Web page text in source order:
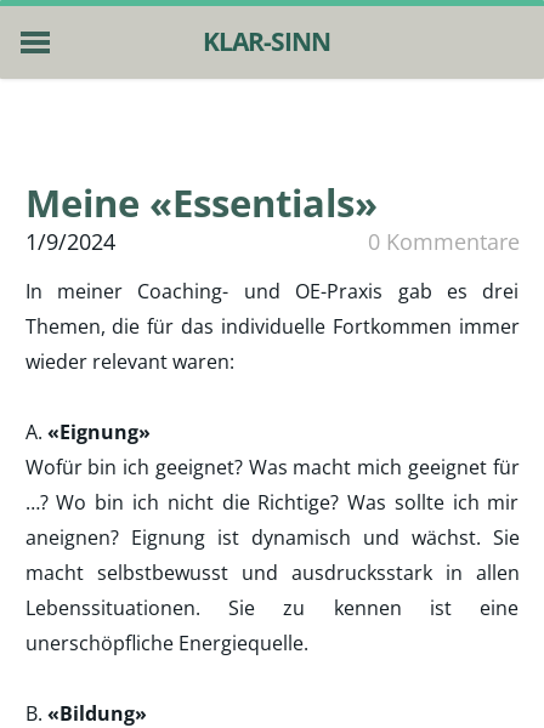
KLAR-SINN
PUBLIKATIONEN
KONTAKT
Meine «Essentials»
1/9/2024 0 Kommentare
In meiner Coaching- und OE-Praxis gab es drei
Themen, die für das individuelle Fortkommen immer
wieder relevant waren:
A. «Eignung»
Wofür bin ich geeignet? Was macht mich geeignet für
…? Wo bin ich nicht die Richtige? Was sollte ich mir
aneignen? Eignung ist dynamisch und wächst. Sie
macht selbstbewusst und ausdrucksstark in allen
Lebenssituationen. Sie zu kennen ist eine
unerschöpfliche Energiequelle.
B. «Bildung»